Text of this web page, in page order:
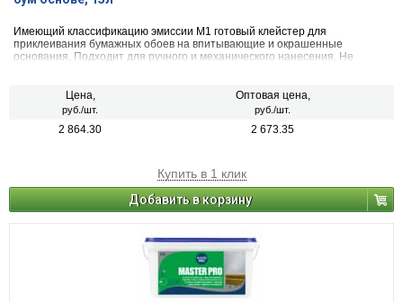
Имеющий классификацию эмиссии М1 готовый клейстер для
приклеивания бумажных обоев на впитывающие и окрашенные
основания. Подходит для ручного и механического нанесения. Не
Цена,
руб./шт.
Оптовая цена,
руб./шт.
2 864.30 2 673.35
Купить в 1 клик
Добавить в корзину